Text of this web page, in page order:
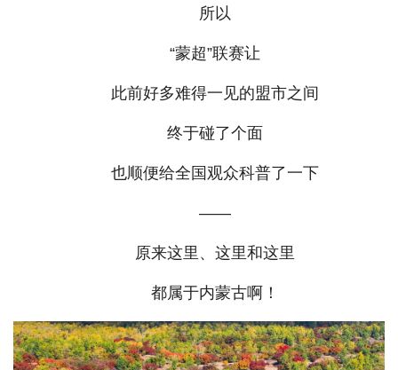
所以
“蒙超”联赛让
此前好多难得一见的盟市之间
终于碰了个面
也顺便给全国观众科普了一下
——
原来这里、这里和这里
都属于内蒙古啊！